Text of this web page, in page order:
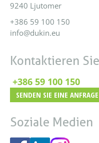
9240 Ljutomer
+386 59 100 150
info@dukin.eu
Kontaktieren
+386 59 100 150
SENDEN SIE EINE ANFRAGE
Soziale Medien